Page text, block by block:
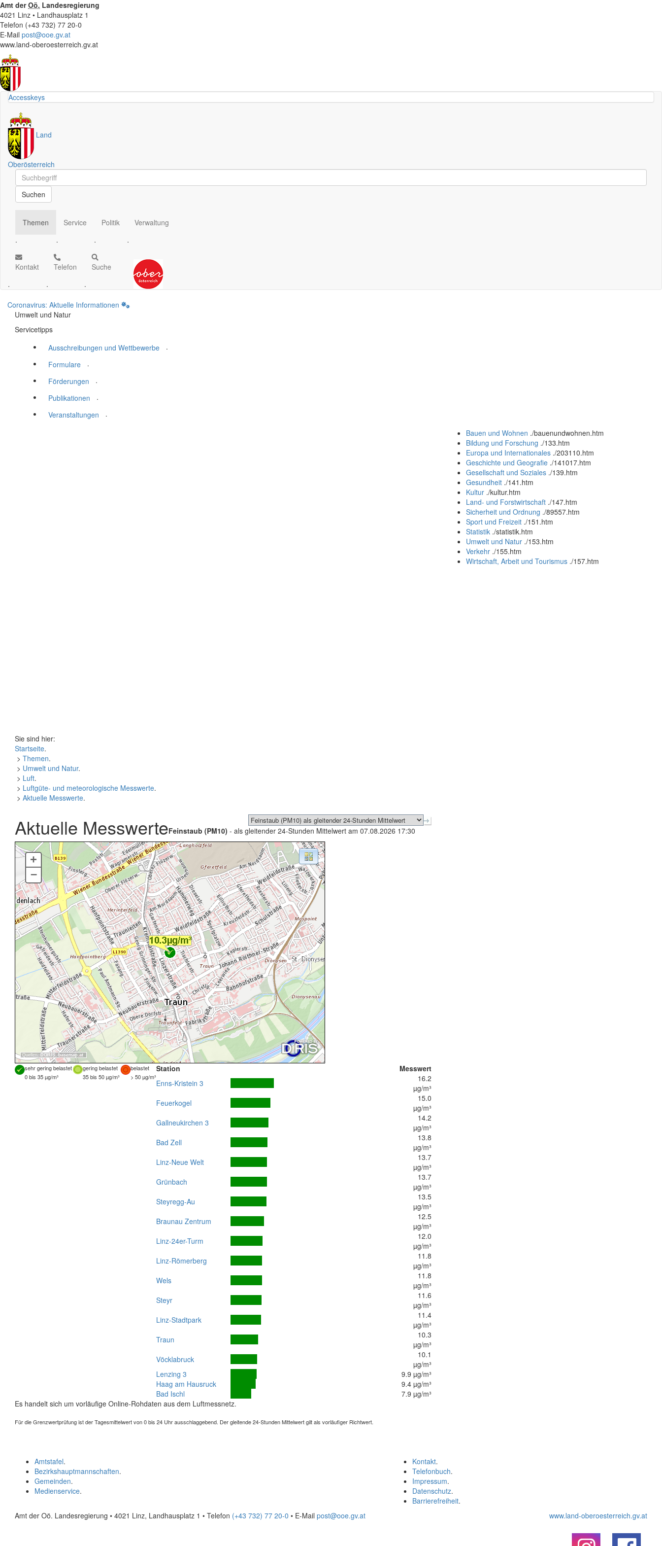
Amt derOö. Landesregierung
4021 Linz • Landhausplatz 1
Telefon (+43 732) 77 20-0
E-Mail post@ooe.gv.at
www.land-oberoesterreich.gv.at
Accesskeys
Land
Oberösterreich
Schnellsuche
Schnellsuche
Suchen
Themen
.
Service
.
Politik
.
Verwaltung
.
Kontakt
.
Telefon
.
Suche
.
Coronavirus: Aktuelle Informationen
Umwelt und Natur
Servicetipps
Ausschreibungen und Wettbewerbe
.
Formulare
.
Förderungen
.
Publikationen
.
Veranstaltungen
.
Bauen und Wohnen ./bauenundwohnen.htm
Bildung und Forschung ./133.htm
Europa und Internationales ./203110.htm
Geschichte und Geografie ./141017.htm
Gesellschaft und Soziales ./139.htm
Gesundheit ./141.htm
Kultur ./kultur.htm
Land- und Forstwirtschaft ./147.htm
Sicherheit und Ordnung ./89557.htm
Sport und Freizeit ./151.htm
Statistik ./statistik.htm
Umwelt und Natur ./153.htm
Verkehr ./155.htm
Wirtschaft, Arbeit und Tourismus ./157.htm
Sie sind hier:
Startseite.
> Themen.
> Umwelt und Natur.
> Luft.
> Luftgüte- und meteorologische Messwerte.
> Aktuelle Messwerte.
Aktuelle MesswerteFeinstaub (PM10) - als gleitender 24-Stunden Mittelwert am 07.08.2026 17:30
Quellen: DORIS, basemap.at
+
–
sehr gering belastet gering belastet
belastet
0 bis 35 µg/m³
35 bis 50 µg/m³ > 50 µg/m³
Station
Messwert
Enns-Kristein 3
16.2
µg/m³
Feuerkogel
15.0
µg/m³
Gallneukirchen 3
14.2
µg/m³
Bad Zell
13.8
µg/m³
Linz-Neue Welt
13.7
µg/m³
Grünbach
13.7
µg/m³
Steyregg-Au
13.5
µg/m³
Braunau Zentrum
12.5
µg/m³
Linz-24er-Turm
12.0
µg/m³
Linz-Römerberg
11.8
µg/m³
Wels
11.8
µg/m³
Steyr
11.6
µg/m³
Linz-Stadtpark
11.4
µg/m³
Traun
10.3
µg/m³
Vöcklabruck
10.1
µg/m³
Lenzing 3
9.9 µg/m³
Haag am Hausruck
9.4 µg/m³
Bad Ischl
7.9 µg/m³
Es handelt sich um vorläufige Online-Rohdaten aus dem Luftmessnetz.
Für die Grenzwertprüfung ist der Tagesmittelwert von 0 bis 24 Uhr ausschlaggebend. Der gleitende 24-Stunden Mittelwert gilt als vorläufiger Richtwert.
Kontakt.
Telefonbuch.
Impressum.
Datenschutz.
Barrierefreiheit.
Amtstafel.
Bezirkshauptmannschaften.
Gemeinden.
Medienservice.
Amt der Oö. Landesregierung • 4021 Linz, Landhausplatz 1 • Telefon (+43 732) 77 20-0 • E-Mail post@ooe.gv.at www.land-oberoesterreich.gv.at